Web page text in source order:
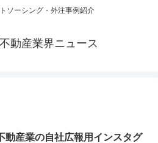
ソーシング・外注事例紹介
動産業界ニュース
動産業の自社広報用インスタグ